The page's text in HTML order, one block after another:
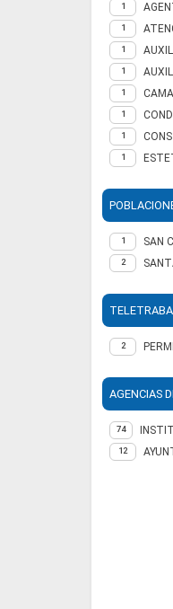
1
1
1
1
1
1
1
1
1 SAN
2
2
AGENCIAS
74
12